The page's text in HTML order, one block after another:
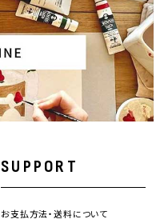
SUPPORT
お支払方法・送料について